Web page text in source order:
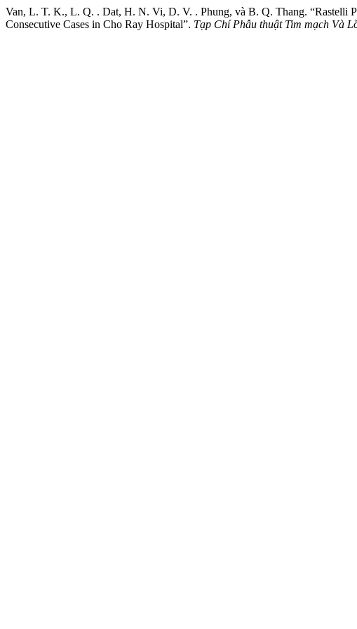
Van, L. T. K., L. Q. . Dat, H. N. Vi, D. V. . Phung, và B. Q. Thang. “Rastelli
Consecutive Cases in Cho Ray Hospital”. Tạp Chí Phẫu thuật Tim mạch Và